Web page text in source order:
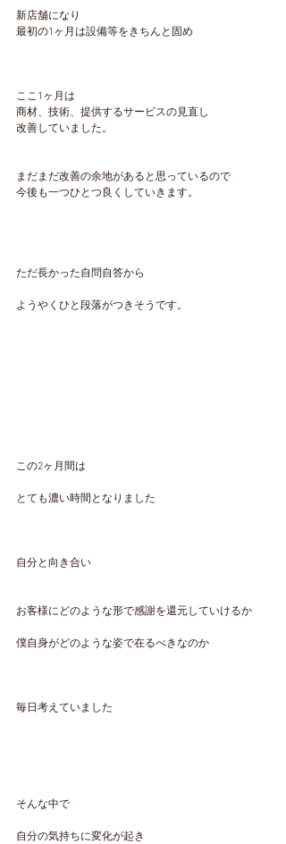
新店舗になり
最初の1ヶ月は設備等をきちんと固め
ここ1ヶ月は
商材、技術、提供するサービスの見直し
改善していました。
まだまだ改善の余地があると思っているので
今後も一つひとつ良くしていきます。
ただ長かった自問自答から
ようやくひと段落がつきそうです。
この2ヶ月間は
とても濃い時間となりました
自分と向き合い
お客様にどのような形で感謝を還元していけるか
僕自身がどのような姿で在るべきなのか
毎日考えていました
そんな中で
自分の気持ちに変化が起き